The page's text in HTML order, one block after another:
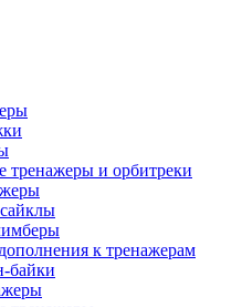
тренажеры и орбитреки
к тренажерам
байки